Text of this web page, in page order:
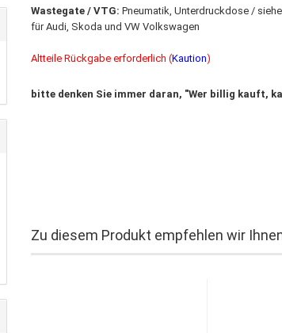
Wastegate / VTG: Pneumatik, Unterdruckdose /
für Audi, Skoda und VW Volkswagen
Altteile Rückgabe erforderlich (Kaution)
bitte denken Sie immer daran, "Wer billig kauft,
Zu diesem Produkt empfehlen wir